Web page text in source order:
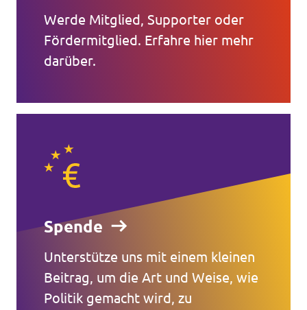
Werde Mitglied, Supporter oder
Fördermitglied. Erfahre hier mehr
darüber.
Spende
Unterstütze uns mit einem kleinen
Beitrag, um die Art und Weise, wie
Politik gemacht wird, zu